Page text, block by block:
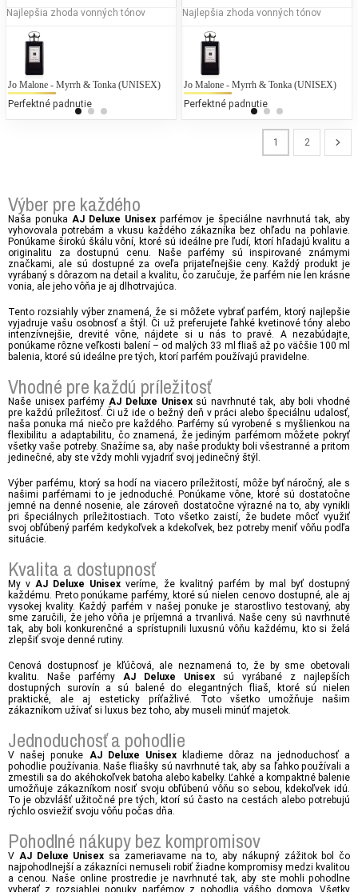
Najlepšia zhoda vonných tónov
Jo Malone - Myrrh & Tonka (UNISEX)
Perfektné padnutie
Dior - Fahrenheit
50 % bežných vonných tónov
Najlepšia zhoda vonných tónov
Jo Malone - Myrrh & Tonka (UNISEX)
Perfektné padnutie
1 2
Výber pre každého
Naša ponuka AJ Deluxe Unisex parfémov je špeciálne navrhnutá tak, aby
vyhovovala potrebám a vkusu každého zákazníka bez ohľadu na pohlavie.
Ponúkame širokú škálu vôní, ktoré sú ideálne pre ľudí, ktorí hľadajú kvalitu a
originalitu za dostupnú cenu. Naše parfémy sú inspirované známymi
značkami, ale sú dostupné za oveľa prijateľnejšie ceny. Každý produkt je
vyrábaný s dôrazom na detail a kvalitu, čo zaručuje, že parfém nie len krásne
vonia, ale jeho vôňa je aj dlhotrvajúca.
Tento rozsiahly výber znamená, že si môžete vybrať parfém, ktorý najlepšie
vyjadruje vašu osobnosť a štýl. Či už preferujete ľahké kvetinové tóny alebo
intenzívnejšie, drevité vône, nájdete si u nás to pravé. A nezabúdajte,
ponúkame rôzne veľkosti balení – od malých 33 ml fliaš až po väčšie 100 ml
balenia, ktoré sú ideálne pre tých, ktorí parfém používajú pravidelne.
Vhodné pre každú príležitosť
Naše unisex parfémy AJ Deluxe Unisexsú navrhnuté tak, aby boli vhodné
pre každú príležitosť. Či už ide o bežný deň v práci alebo špeciálnu udalosť,
naša ponuka má niečo pre každého. Parfémy sú vyrobené s myšlienkou na
flexibilitu a adaptabilitu, čo znamená, že jediným parfémom môžete pokryť
všetky vaše potreby. Snažíme sa, aby naše produkty boli všestranné a pritom
jedinečné, aby ste vždy mohli vyjadriť svoj jedinečný štýl.
Výber parfému, ktorý sa hodí na viacero príležitostí, môže byť náročný, ale s
našimi parfémami to je jednoduché. Ponúkame vône, ktoré sú dostatočne
jemné na denné nosenie, ale zároveň dostatočne výrazné na to, aby vynikli
pri špeciálnych príležitostiach. Toto všetko zaistí, že budete môcť využiť
svoj obľúbený parfém kedykoľvek a kdekoľvek, bez potreby meniť vôňu podľa
situácie.
Kvalita a dostupnosť
My v AJ Deluxe Unisex veríme, že kvalitný parfém by mal byť dostupný
každému. Preto ponúkame parfémy, ktoré sú nielen cenovo dostupné, ale aj
vysokej kvality. Každý parfém v našej ponuke je starostlivo testovaný, aby
sme zaručili, že jeho vôňa je príjemná a trvanlivá. Naše ceny sú navrhnuté
tak, aby boli konkurenčné a sprístupnili luxusnú vôňu každému, kto si želá
zlepšiť svoje denné rutiny.
Cenová dostupnosť je kľúčová, ale neznamená to, že by sme obetovali
kvalitu. Naše parfémy AJ Deluxe Unisex sú vyrábané z najlepších
dostupných surovín a sú balené do elegantných fliaš, ktoré sú nielen
praktické, ale aj esteticky príťažlivé. Toto všetko umožňuje našim
zákazníkom užívať si luxus bez toho, aby museli minúť majetok.
Jednoduchosť a pohodlie
V našej ponuke AJ Deluxe Unisex kladieme dôraz na jednoduchosť a
pohodlie používania. Naše fliašky sú navrhnuté tak, aby sa ľahko používali a
zmestili sa do akéhokoľvek batoha alebo kabelky. Ľahké a kompaktné balenie
umožňuje zákazníkom nosiť svoju obľúbenú vôňu so sebou, kdekoľvek idú.
To je obzvlášť užitočné pre tých, ktorí sú často na cestách alebo potrebujú
rýchlo osviežiť svoju vôňu počas dňa.
Pohodlné nákupy bez kompromisov
V AJ Deluxe Unisex sa zameriavame na to, aby nákupný zážitok bol čo
najpohodlnejší a zákazníci nemuseli robiť žiadne kompromisy medzi kvalitou
a cenou. Naše online prostredie je navrhnuté tak, aby ste mohli pohodlne
vyberať z rozsiahlej ponuky parfémov z pohodlia vášho domova. Všetky